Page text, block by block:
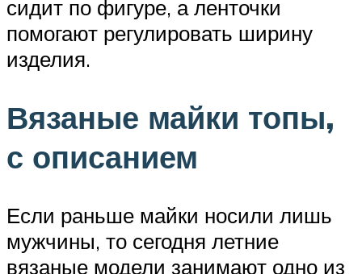
сидит по фигуре, а ленточки
помогают регулировать ширину
изделия.
Вязаные майки топы,
с описанием
Если раньше майки носили лишь
мужчины, то сегодня летние
вязаные модели занимают одно из